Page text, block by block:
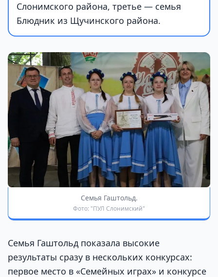
Слонимского района, третье — семья
Блюдник из Щучинского района.
Семья Гаштольд.
Фото: "ПУЛ Слонимский"
Семья Гаштольд показала высокие
результаты сразу в нескольких конкурсах:
первое место в «Семейных играх» и конкурсе